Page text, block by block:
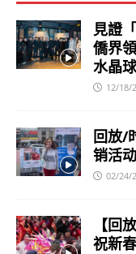
見證
僑界
水晶球
12/18/
回放/
销活动
02/24/
【回
祝新春